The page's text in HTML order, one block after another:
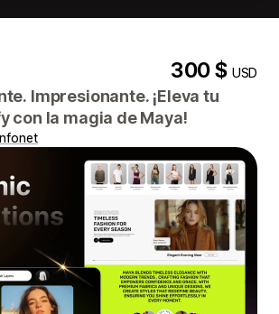
300 $USD
Impresionante. ¡Eleva tu
con la magia de Maya!